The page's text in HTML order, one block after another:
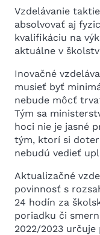
Vzdelávanie
absolvovať aj
kvalifikáciu na
aktuálne v
Inovačné
musieť byť
nebude môcť
Tým sa
hoci nie je jasné
tým, ktorí si
nebudú vedieť
Aktualizačné
povinnosť s
24 hodín za
poriadku či
2022/2023